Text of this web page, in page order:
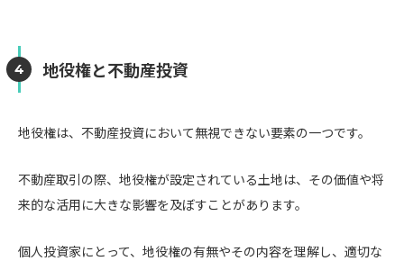
地役権と不動産投資
地役権は、不動産投資において無視できない要素の一つです。
不動産取引の際、地役権が設定されている土地は、その価値や将
来的な活用に大きな影響を及ぼすことがあります。
個人投資家にとって、地役権の有無やその内容を理解し、適切な